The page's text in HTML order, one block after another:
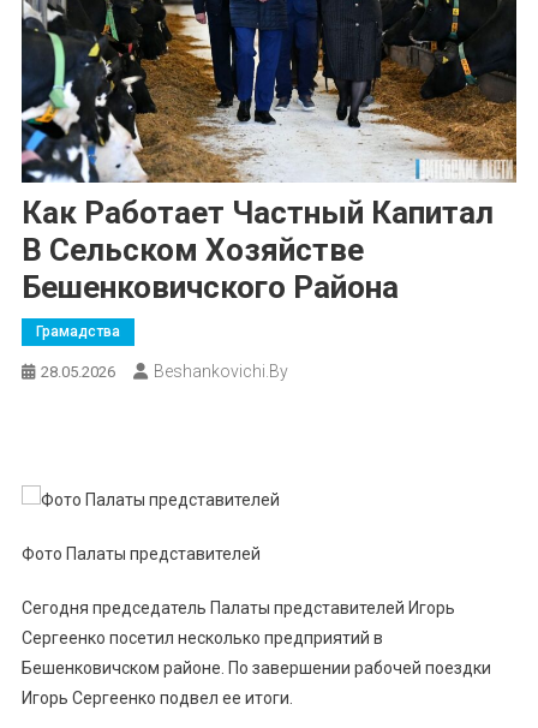
Как Работает Частный Капитал
В Сельском Хозяйстве
Бешенковичского Района
Грамадства
28.05.2026 Beshankovichi.by
Фото Палаты представителей
Сегодня председатель Палаты представителей Игорь
Сергеенко посетил несколько предприятий в
Бешенковичском районе. По завершении рабочей поездки
Игорь Сергеенко подвел ее итоги.